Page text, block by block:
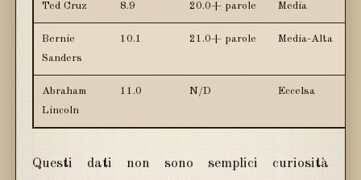
Ted Cruz 8.9 20.0+ parole Media
Bernie
Sanders
10.1 21.0+ parole Media-Alta
Abraham
Lincoln
11.0 N/D Eccelsa
Questi dati non sono semplici curiosità